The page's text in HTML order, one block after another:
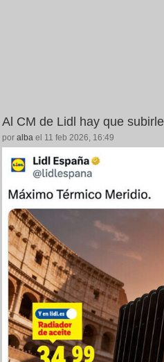
Al CM de Lidl hay que
por alba el 11 feb 2026, 16:49